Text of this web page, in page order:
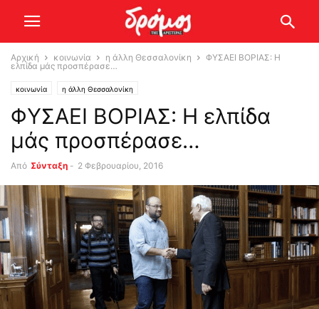
Αρχική κοινωνία η άλλη Θεσσαλονίκη
ΦΥΣΑΕΙ ΒΟΡΙΑΣ: Η
ελπίδα μάς προσπέρασε…
κοινωνία η άλλη Θεσσαλονίκη
ΦΥΣΑΕΙ ΒΟΡΙΑΣ: Η ελπίδα
μάς προσπέρασε…
Από Σύνταξη - 2 Φεβρουαρίου, 2016